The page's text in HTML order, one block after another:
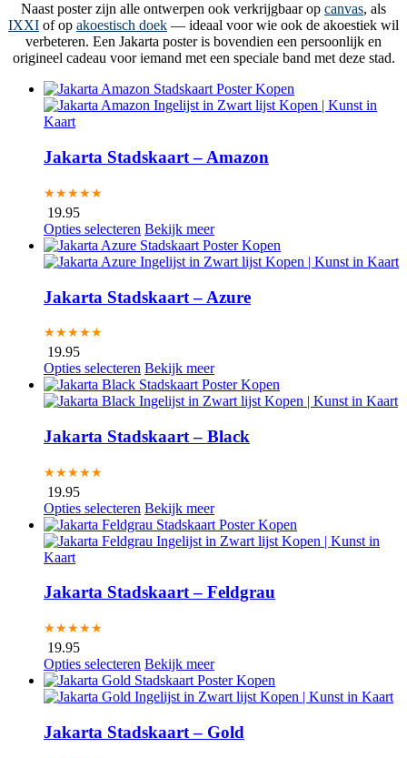
Naast poster zijn alle ontwerpen ook verkrijgbaar op canvas, als
IXXI of op akoestisch doek — ideaal voor wie ook de akoestiek wil
verbeteren. Een Jakarta poster is bovendien een persoonlijk en
origineel cadeau voor iemand met een speciale band met deze stad.
Jakarta Stadskaart – Amazon
★★★★★
19.95
Opties selecteren Bekijk meer
Jakarta Stadskaart – Azure
★★★★★
19.95
Opties selecteren Bekijk meer
Jakarta Stadskaart – Black
★★★★★
19.95
Opties selecteren Bekijk meer
Jakarta Stadskaart – Feldgrau
★★★★★
19.95
Opties selecteren Bekijk meer
Jakarta Stadskaart – Gold